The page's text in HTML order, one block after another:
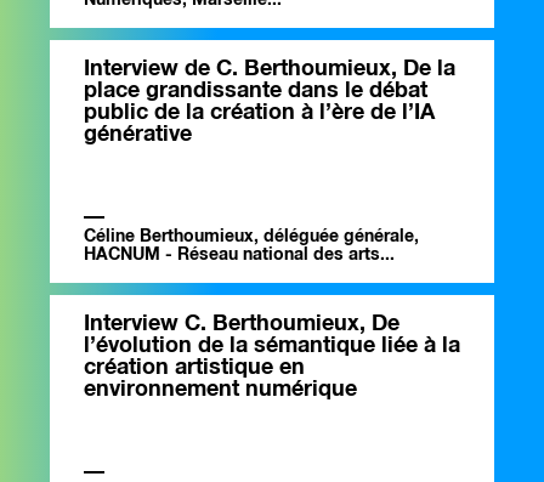
Interview de C. Berthoumieux, De la
place grandissante dans le débat
public de la création à l’ère de l’IA
générative
Céline Berthoumieux, déléguée générale,
HACNUM - Réseau national des arts...
Interview C. Berthoumieux, De
l’évolution de la sémantique liée à la
création artistique en
environnement numérique